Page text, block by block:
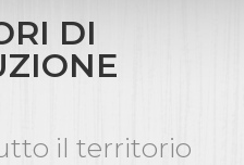
DI
il territorio